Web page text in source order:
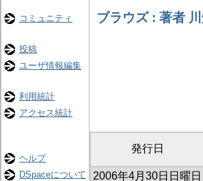
コミュニティ
投稿
ユーザ情報編集
利用統計
アクセス統計
ヘルプ
DSpaceについて
ブラウズ : 著者
発行日
2006年4月30日日曜日